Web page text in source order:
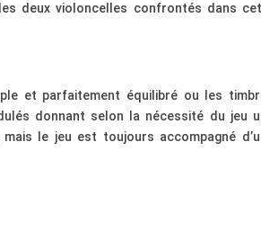
deux violoncelles confrontés dans
et parfaitement équilibré ou les
donnant selon la nécessité du jeu
le jeu est toujours accompagné